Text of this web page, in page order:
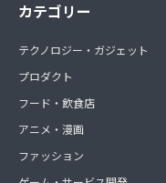
カテゴリー
テクノロジー・ガジェット
プロダクト
フード・飲食店
アニメ・漫画
ファッション